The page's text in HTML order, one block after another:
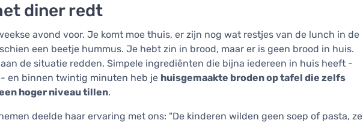
diner redt
avond voor. Je komt moe thuis, er zijn nog wat restjes van de lunch in de
een beetje hummus. Je hebt zin in brood, maar er is geen brood in huis.
de situatie redden. Simpele ingrediënten die bijna iedereen in huis heeft -
en binnen twintig minuten heb je huisgemaakte broden op tafel die zelfs
hoger niveau tillen.
deelde haar ervaring met ons: "De kinderen wilden geen soep of pasta, ze